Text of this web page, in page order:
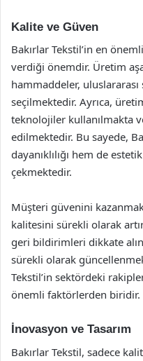
Kalite ve Güven
Bakırlar Tekstil’in en
verdiği önemdir. Üretim
hammaddeler,
seçilmektedir. Ayrıca,
teknolojiler kullanılmakta
edilmektedir. Bu sayede,
dayanıklılığı hem de
çekmektedir.
Müşteri güvenini
kalitesini sürekli olarak
geri bildirimleri dikkate
sürekli olarak
Tekstil’in sektördeki
önemli faktörlerden biridir.
İnovasyon ve Tasarım
Bakırlar Tekstil, sadece